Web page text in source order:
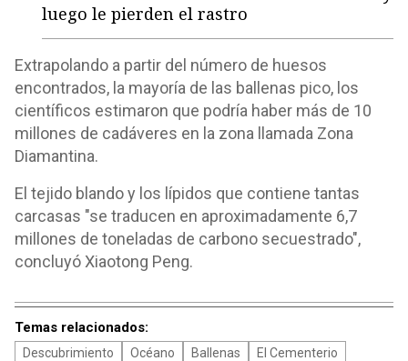
luego le pierden el rastro
Extrapolando a partir del número de huesos
encontrados, la mayoría de las ballenas pico, los
científicos estimaron que podría haber más de 10
millones de cadáveres en la zona llamada Zona
Diamantina.
El tejido blando y los lípidos que contiene tantas
carcasas "se traducen en aproximadamente 6,7
millones de toneladas de carbono secuestrado",
concluyó Xiaotong Peng.
Temas relacionados:
Descubrimiento Océano Ballenas
El Cementerio